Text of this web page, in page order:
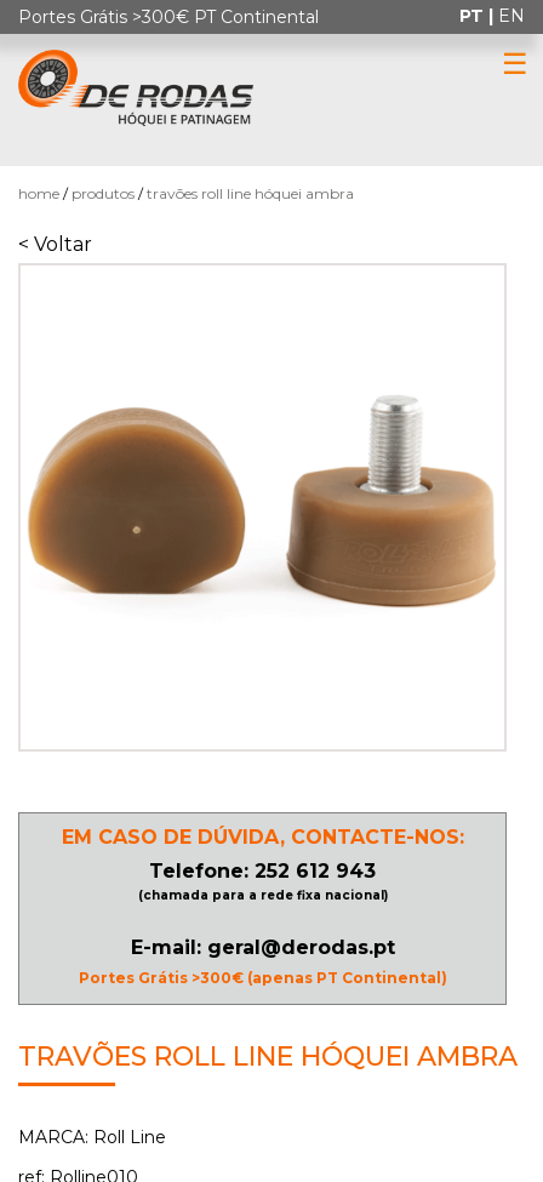
Portes Grátis >300€ PT Continental
PATINS
PATINAGEM
PROMOÇÕES
LINHA
☰
PT | EN
home produtos travões roll line hóquei ambra
< Voltar
EM CASO DE DÚVIDA, CONTACTE-NOS:
Telefone: 252 612 943
(chamada para a rede fixa nacional)
E-mail: geral@derodas.pt
Portes Grátis >300€ (apenas PT Continental)
TRAVÕES ROLL LINE HÓQUEI AMBRA
MARCA: Roll Line
ref: Rolline010